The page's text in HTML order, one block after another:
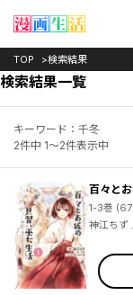
TOP 検索結果
検索結果一覧
キーワード：千冬
2件中 1～2件表示中
百々と
1-3巻